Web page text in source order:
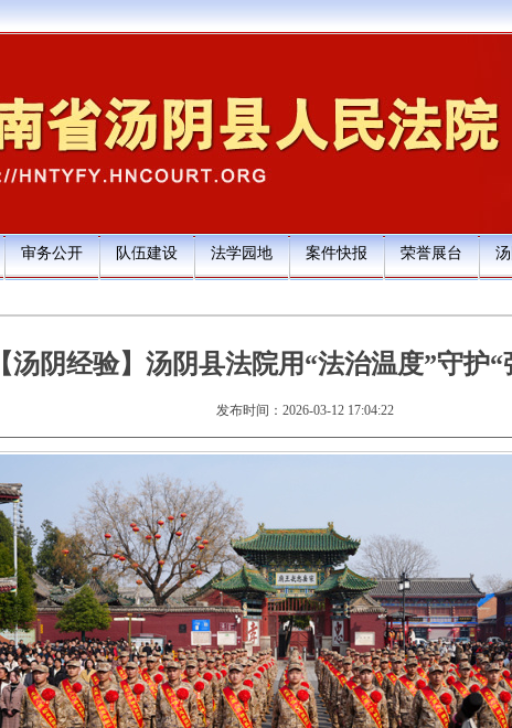
审务公开 队伍建设 法学园地 案件快报 荣誉展台
【汤阴经验】汤阴县法院用“法治温度”守护
发布时间：2026-03-12 17:04:22